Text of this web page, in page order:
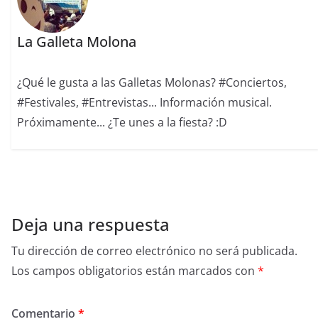
La Galleta Molona
¿Qué le gusta a las Galletas Molonas? #Conciertos,
#Festivales, #Entrevistas... Información musical.
Próximamente... ¿Te unes a la fiesta? :D
Deja una respuesta
Tu dirección de correo electrónico no será publicada.
Los campos obligatorios están marcados con *
Comentario *